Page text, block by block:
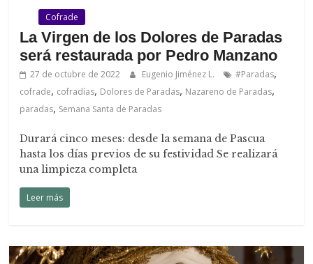
Cofrade
La Virgen de los Dolores de Paradas
será restaurada por Pedro Manzano
27 de octubre de 2022 Eugenio Jiménez L. #Paradas,
cofrade, cofradías, Dolores de Paradas, Nazareno de Paradas,
paradas, Semana Santa de Paradas
Durará cinco meses: desde la semana de Pascua
hasta los días previos de su festividad Se realizará
una limpieza completa
Leer más